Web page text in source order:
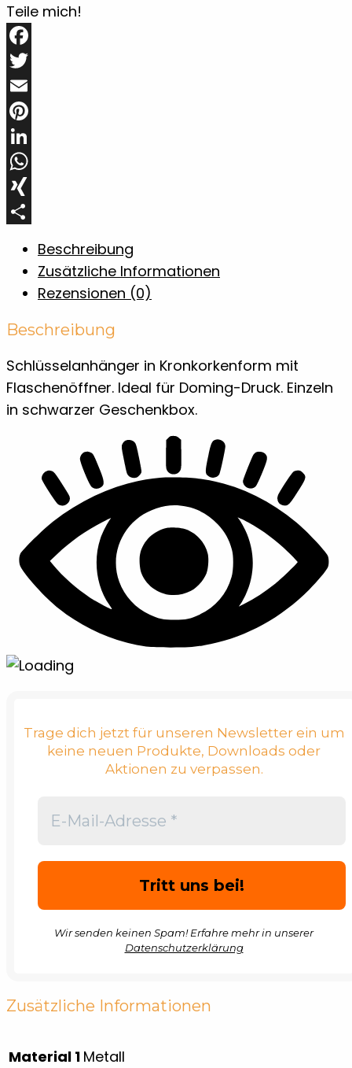
Teile mich!
Facebook
Twitter
Email
Pinterest
LinkedIn
WhatsApp
XING
Beschreibung
Zusätzliche Informationen
Rezensionen (0)
Beschreibung
Schlüsselanhänger in Kronkorkenform mit
Flaschenöffner. Ideal für Doming-Druck. Einzeln
in schwarzer Geschenkbox.
Trage dich jetzt für unseren Newsletter ein um
keine neuen Produkte, Downloads oder
Aktionen zu verpassen.
Wir senden keinen Spam! Erfahre mehr in unserer
Datenschutzerklärung
Zusätzliche Informationen
Material 1 Metall